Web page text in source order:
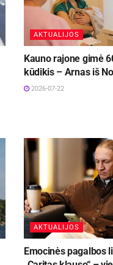
AKTUALIJOS
Kauno rajone gimė
kūdikis – Arnas iš
2026-07-22
AKTUALIJOS
Emocinės pagalbos